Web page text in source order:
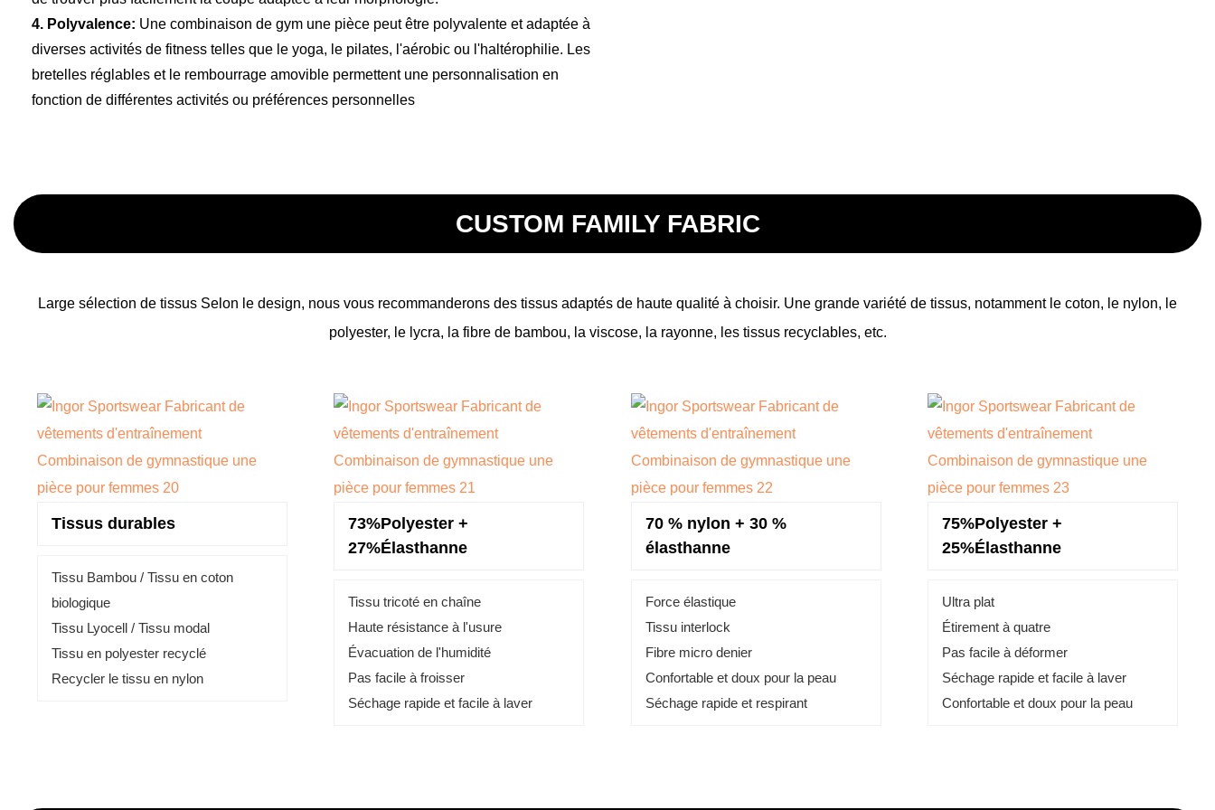
4. Polyvalence: Une combinaison de gym une pièce peut être polyvalente et adaptée à
diverses activités de fitness telles que le yoga, le pilates, l'aérobic ou l'haltérophilie. Les
bretelles réglables et le rembourrage amovible permettent une personnalisation en
fonction de différentes activités ou préférences personnelles
CUSTOM FAMILY FABRIC
Large sélection de tissus Selon le design, nous vous recommanderons des tissus adaptés de haute qualité à choisir. Une grande variété de tissus, notamment le coton, le nylon, le
polyester, le lycra, la fibre de bambou, la viscose, la rayonne, les tissus recyclables, etc.
Tissus durables
Tissu Bambou / Tissu en coton
biologique
Tissu Lyocell / Tissu modal
Tissu en polyester recyclé
Recycler le tissu en nylon
73%Polyester +
27%Élasthanne
Tissu tricoté en chaîne
Haute résistance à l'usure
Évacuation de l'humidité
Pas facile à froisser
Séchage rapide et facile à laver
70 % nylon + 30 %
élasthanne
Force élastique
Tissu interlock
Fibre micro denier
Confortable et doux pour la peau
Séchage rapide et respirant
75%Polyester +
25%Élasthanne
Ultra plat
Étirement à quatre
Pas facile à déformer
Séchage rapide et facile à laver
Confortable et doux pour la peau